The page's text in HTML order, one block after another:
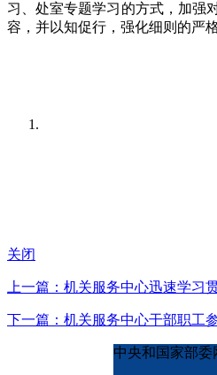
习、处室专题学习的方式，加强
容，并以知促行，强化细则的严
关闭
上一篇：机关服务中心迅速学习
下一篇：机关服务中心干部职工
中央和国家部委